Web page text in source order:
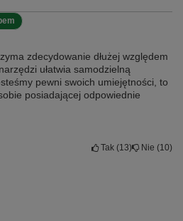
bity z obrotową końcówką
(dla trójkątnych śrubek w
XS Max)
(dolne śrubki - gwiazdki)
wewnętrznych
zdecydowanie dłużej względem
ułatwia samodzielną
pewni swoich umiejętności, to
posiadającej odpowiednie
Tak 13 Nie 10